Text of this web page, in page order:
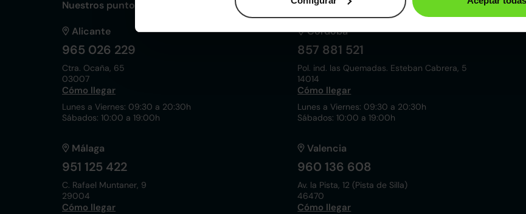
Nuestros puntos de venta Clicars:
Alicante
965 026 229
Ctra. Ocaña, 65
03007
Cómo llegar
Lunes a Viernes: 09:30 a 20:30h
Sábados: 10:00 a 19:00h
Córdoba
857 881 521
Pol. ind. las Quemadas. Esteban Cabrera, 5
14014
Cómo llegar
Lunes a Viernes: 09:30 a 20:30h
Sábados: 10:00 a 19:00h
Málaga
951 125 422
C. Rafael Muntaner, 9
29004
Cómo llegar
Valencia
960 136 608
Av. la Pista, 12 (Pista de Silla)
46470
Cómo llegar